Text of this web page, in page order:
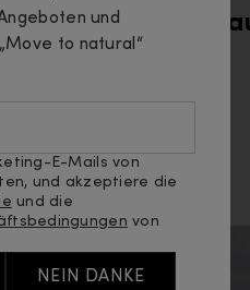
und
to natural“
E-Mails von
und akzeptiere die
und die
von
NEIN DANKE